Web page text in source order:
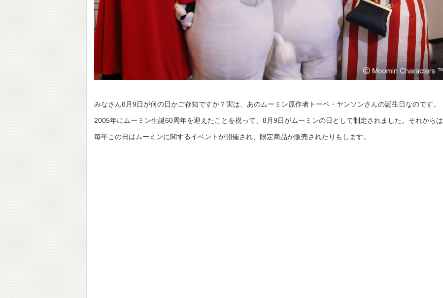
みなさん8月9日が何の日かご存知ですか？実は、あのムーミン原作者トーベ・ヤンソンさんの誕生日なのです。
2005年にムーミン生誕60周年を迎えたことを祝って、8月9日がムーミンの日として制定されました。それからは
毎年この日はムーミンに関するイベントが開催され、限定商品が販売されたりもします。